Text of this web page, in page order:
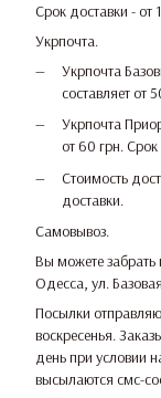
Срок доставки - от
Укрпочта.
Укрпочта
составляет от
Укрпочта
от 60 грн.
Стоимость
доставки.
Самовывоз.
Вы можете забрать
Одесса, ул.
Посылки
воскресенья.
день при условии
высылаются смс-